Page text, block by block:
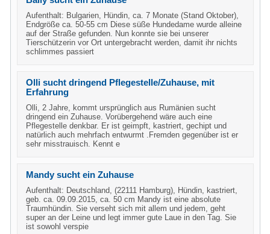
Aufenthalt: Bulgarien, Hündin, ca. 7 Monate (Stand Oktober),
Endgröße ca. 50-55 cm Diese süße Hundedame wurde alleine
auf der Straße gefunden. Nun konnte sie bei unserer
Tierschützerin vor Ort untergebracht werden, damit ihr nichts
schlimmes passiert
Olli sucht dringend Pflegestelle/Zuhause, mit
Erfahrung
Olli, 2 Jahre, kommt ursprünglich aus Rumänien sucht
dringend ein Zuhause. Vorübergehend wäre auch eine
Pflegestelle denkbar. Er ist geimpft, kastriert, gechipt und
natürlich auch mehrfach entwurmt .Fremden gegenüber ist er
sehr misstrauisch. Kennt e
Mandy sucht ein Zuhause
Aufenthalt: Deutschland, (22111 Hamburg), Hündin, kastriert,
geb. ca. 09.09.2015, ca. 50 cm Mandy ist eine absolute
Traumhündin. Sie verseht sich mit allem und jedem, geht
super an der Leine und legt immer gute Laue in den Tag. Sie
ist sowohl verspie